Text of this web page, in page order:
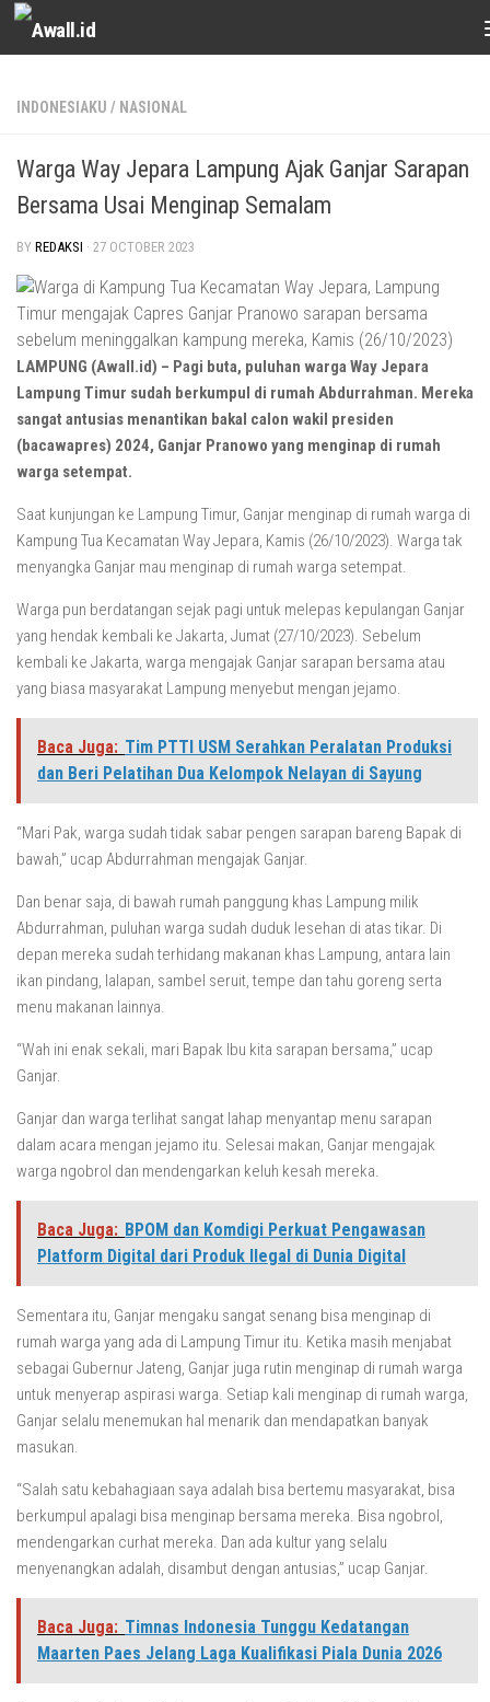
Skip to content
INDONESIAKU / NASIONAL
Warga Way Jepara Lampung Ajak Ganjar Sarapan
Bersama Usai Menginap Semalam
BY REDAKSI · 27 OCTOBER 2023
LAMPUNG (Awall.id) – Pagi buta, puluhan warga Way Jepara
Lampung Timur sudah berkumpul di rumah Abdurrahman. Mereka
sangat antusias menantikan bakal calon wakil presiden
(bacawapres) 2024, Ganjar Pranowo yang menginap di rumah
warga setempat.
Saat kunjungan ke Lampung Timur, Ganjar menginap di rumah warga di
Kampung Tua Kecamatan Way Jepara, Kamis (26/10/2023). Warga tak
menyangka Ganjar mau menginap di rumah warga setempat.
Warga pun berdatangan sejak pagi untuk melepas kepulangan Ganjar
yang hendak kembali ke Jakarta, Jumat (27/10/2023). Sebelum
kembali ke Jakarta, warga mengajak Ganjar sarapan bersama atau
yang biasa masyarakat Lampung menyebut mengan jejamo.
Baca Juga: Tim PTTI USM Serahkan Peralatan Produksi
dan Beri Pelatihan Dua Kelompok Nelayan di Sayung
“Mari Pak, warga sudah tidak sabar pengen sarapan bareng Bapak di
bawah,” ucap Abdurrahman mengajak Ganjar.
Dan benar saja, di bawah rumah panggung khas Lampung milik
Abdurrahman, puluhan warga sudah duduk lesehan di atas tikar. Di
depan mereka sudah terhidang makanan khas Lampung, antara lain
ikan pindang, lalapan, sambel seruit, tempe dan tahu goreng serta
menu makanan lainnya.
“Wah ini enak sekali, mari Bapak Ibu kita sarapan bersama,” ucap
Ganjar.
Ganjar dan warga terlihat sangat lahap menyantap menu sarapan
dalam acara mengan jejamo itu. Selesai makan, Ganjar mengajak
warga ngobrol dan mendengarkan keluh kesah mereka.
Baca Juga: BPOM dan Komdigi Perkuat Pengawasan
Platform Digital dari Produk Ilegal di Dunia Digital
Sementara itu, Ganjar mengaku sangat senang bisa menginap di
rumah warga yang ada di Lampung Timur itu. Ketika masih menjabat
sebagai Gubernur Jateng, Ganjar juga rutin menginap di rumah warga
untuk menyerap aspirasi warga. Setiap kali menginap di rumah warga,
Ganjar selalu menemukan hal menarik dan mendapatkan banyak
masukan.
“Salah satu kebahagiaan saya adalah bisa bertemu masyarakat, bisa
berkumpul apalagi bisa menginap bersama mereka. Bisa ngobrol,
mendengarkan curhat mereka. Dan ada kultur yang selalu
menyenangkan adalah, disambut dengan antusias,” ucap Ganjar.
Baca Juga: Timnas Indonesia Tunggu Kedatangan
Maarten Paes Jelang Laga Kualifikasi Piala Dunia 2026